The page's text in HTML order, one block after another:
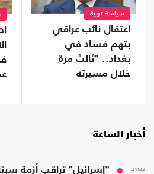
سياسة عربية
اعتقال نائب عراقي
بتهم فساد في
بغداد.. "ثالث مرة
خلال مسيرته
أخبار الساعة
21:22
"إسرائيل" تراقب أزمة